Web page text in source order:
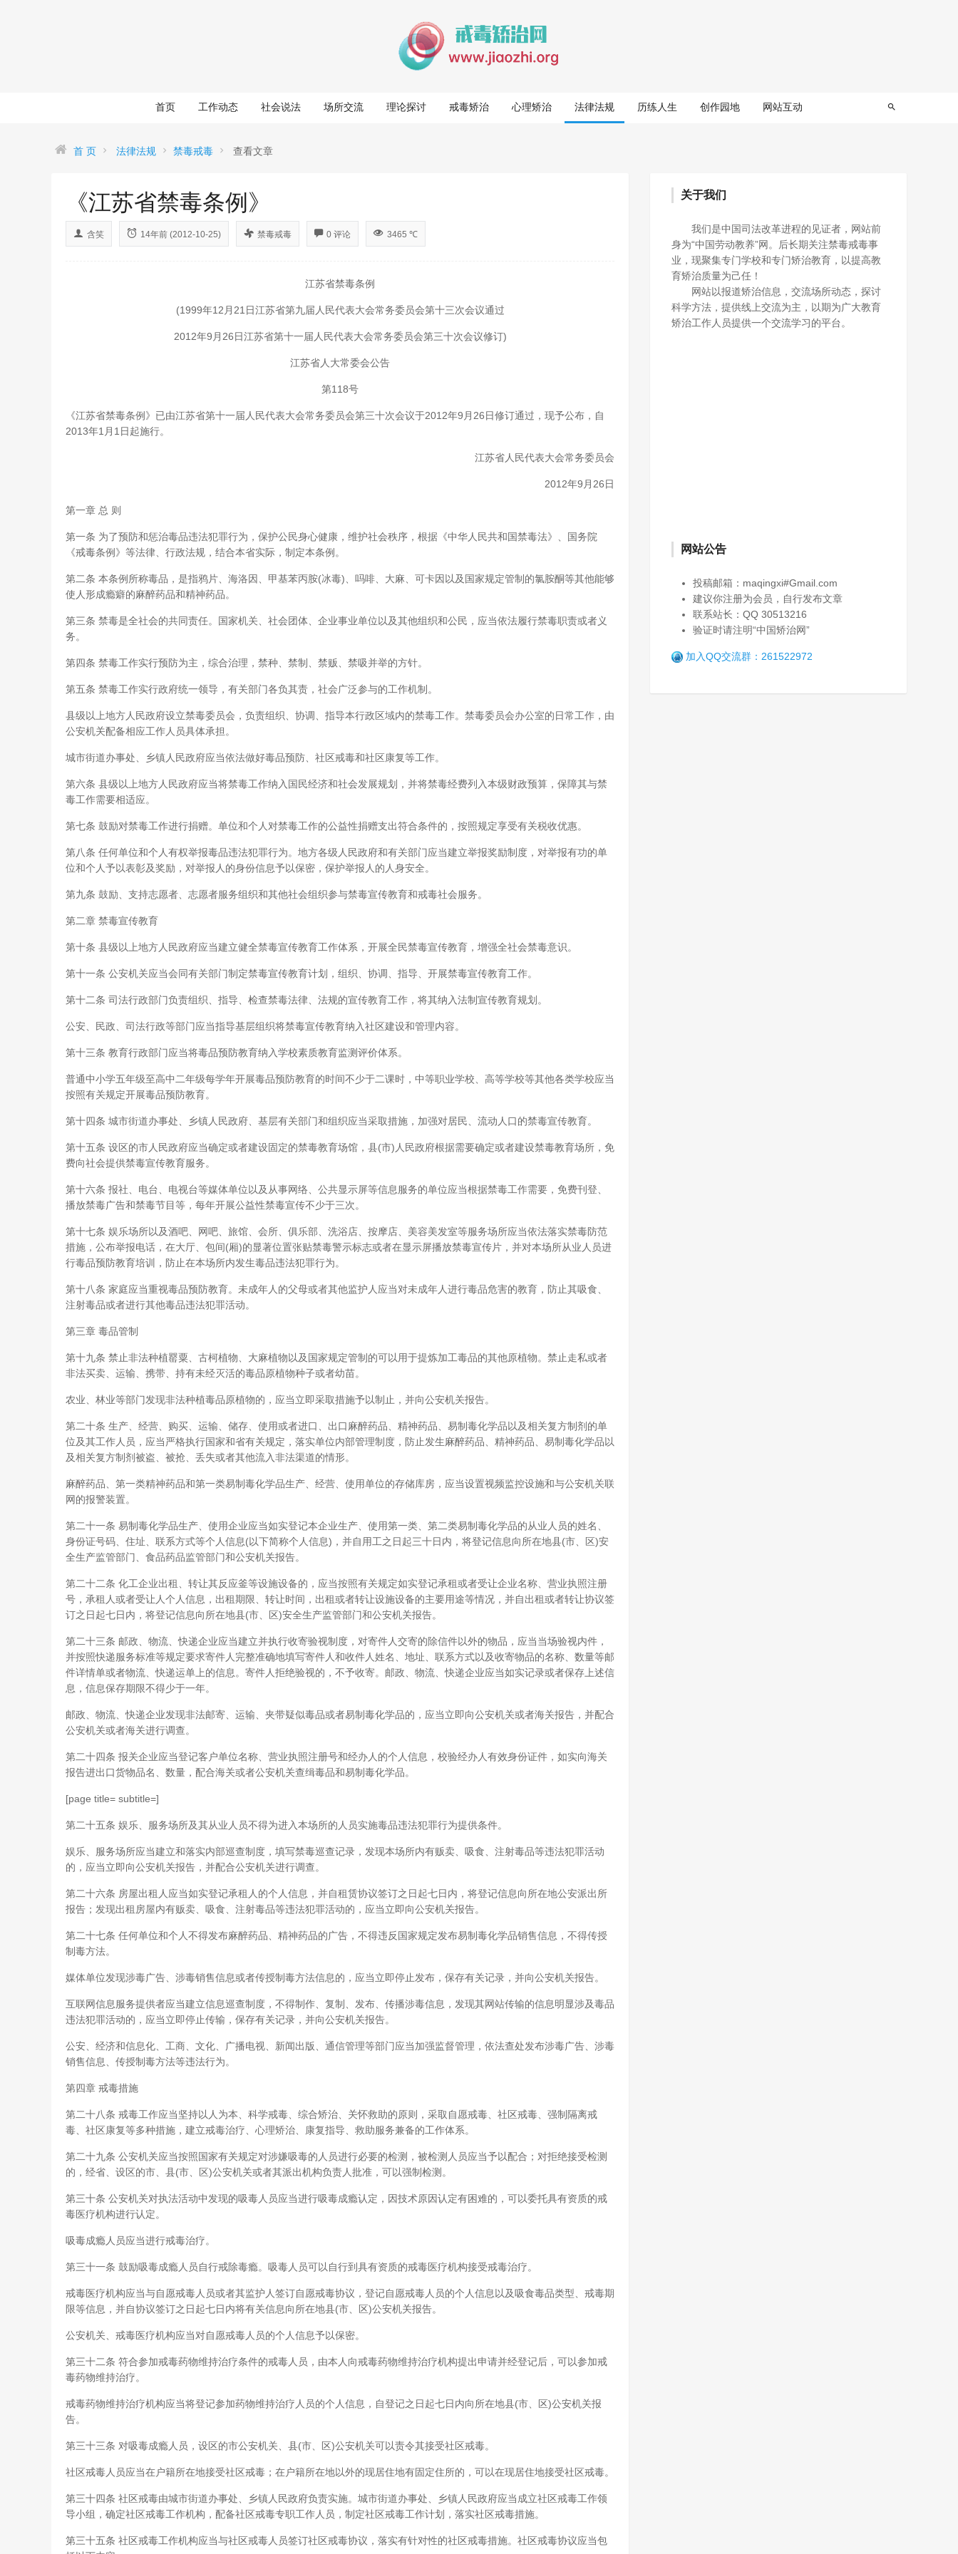
首页 工作动态 社会说法 场所交流 理论探讨 戒毒矫治 心理矫治 法律法规 历练人生 创作园地 网站互动
首 页 法律法规 禁毒戒毒 查看文章
《江苏省禁毒条例》
含笑 14年前 (2012-10-25) 禁毒戒毒 0 评论 3465 ℃
江苏省禁毒条例
(1999年12月21日江苏省第九届人民代表大会常务委员会第十三次会议通过
2012年9月26日江苏省第十一届人民代表大会常务委员会第三十次会议修订)
江苏省人大常委会公告
第118号
《江苏省禁毒条例》已由江苏省第十一届人民代表大会常务委员会第三十次会议于2012年9月26日修订通过，现予公布，自
2013年1月1日起施行。
江苏省人民代表大会常务委员会
2012年9月26日
第一章 总 则
第一条 为了预防和惩治毒品违法犯罪行为，保护公民身心健康，维护社会秩序，根据《中华人民共和国禁毒法》、国务院
《戒毒条例》等法律、行政法规，结合本省实际，制定本条例。
第二条 本条例所称毒品，是指鸦片、海洛因、甲基苯丙胺(冰毒)、吗啡、大麻、可卡因以及国家规定管制的氯胺酮等其他能够
使人形成瘾癖的麻醉药品和精神药品。
第三条 禁毒是全社会的共同责任。国家机关、社会团体、企业事业单位以及其他组织和公民，应当依法履行禁毒职责或者义
务。
第四条 禁毒工作实行预防为主，综合治理，禁种、禁制、禁贩、禁吸并举的方针。
第五条 禁毒工作实行政府统一领导，有关部门各负其责，社会广泛参与的工作机制。
县级以上地方人民政府设立禁毒委员会，负责组织、协调、指导本行政区域内的禁毒工作。禁毒委员会办公室的日常工作，由
公安机关配备相应工作人员具体承担。
城市街道办事处、乡镇人民政府应当依法做好毒品预防、社区戒毒和社区康复等工作。
第六条 县级以上地方人民政府应当将禁毒工作纳入国民经济和社会发展规划，并将禁毒经费列入本级财政预算，保障其与禁
毒工作需要相适应。
第七条 鼓励对禁毒工作进行捐赠。单位和个人对禁毒工作的公益性捐赠支出符合条件的，按照规定享受有关税收优惠。
第八条 任何单位和个人有权举报毒品违法犯罪行为。地方各级人民政府和有关部门应当建立举报奖励制度，对举报有功的单
位和个人予以表彰及奖励，对举报人的身份信息予以保密，保护举报人的人身安全。
第九条 鼓励、支持志愿者、志愿者服务组织和其他社会组织参与禁毒宣传教育和戒毒社会服务。
第二章 禁毒宣传教育
第十条 县级以上地方人民政府应当建立健全禁毒宣传教育工作体系，开展全民禁毒宣传教育，增强全社会禁毒意识。
第十一条 公安机关应当会同有关部门制定禁毒宣传教育计划，组织、协调、指导、开展禁毒宣传教育工作。
第十二条 司法行政部门负责组织、指导、检查禁毒法律、法规的宣传教育工作，将其纳入法制宣传教育规划。
公安、民政、司法行政等部门应当指导基层组织将禁毒宣传教育纳入社区建设和管理内容。
第十三条 教育行政部门应当将毒品预防教育纳入学校素质教育监测评价体系。
普通中小学五年级至高中二年级每学年开展毒品预防教育的时间不少于二课时，中等职业学校、高等学校等其他各类学校应当
按照有关规定开展毒品预防教育。
第十四条 城市街道办事处、乡镇人民政府、基层有关部门和组织应当采取措施，加强对居民、流动人口的禁毒宣传教育。
第十五条 设区的市人民政府应当确定或者建设固定的禁毒教育场馆，县(市)人民政府根据需要确定或者建设禁毒教育场所，免
费向社会提供禁毒宣传教育服务。
第十六条 报社、电台、电视台等媒体单位以及从事网络、公共显示屏等信息服务的单位应当根据禁毒工作需要，免费刊登、
播放禁毒广告和禁毒节目等，每年开展公益性禁毒宣传不少于三次。
第十七条 娱乐场所以及酒吧、网吧、旅馆、会所、俱乐部、洗浴店、按摩店、美容美发室等服务场所应当依法落实禁毒防范
措施，公布举报电话，在大厅、包间(厢)的显著位置张贴禁毒警示标志或者在显示屏播放禁毒宣传片，并对本场所从业人员进
行毒品预防教育培训，防止在本场所内发生毒品违法犯罪行为。
第十八条 家庭应当重视毒品预防教育。未成年人的父母或者其他监护人应当对未成年人进行毒品危害的教育，防止其吸食、
注射毒品或者进行其他毒品违法犯罪活动。
第三章 毒品管制
第十九条 禁止非法种植罂粟、古柯植物、大麻植物以及国家规定管制的可以用于提炼加工毒品的其他原植物。禁止走私或者
非法买卖、运输、携带、持有未经灭活的毒品原植物种子或者幼苗。
农业、林业等部门发现非法种植毒品原植物的，应当立即采取措施予以制止，并向公安机关报告。
第二十条 生产、经营、购买、运输、储存、使用或者进口、出口麻醉药品、精神药品、易制毒化学品以及相关复方制剂的单
位及其工作人员，应当严格执行国家和省有关规定，落实单位内部管理制度，防止发生麻醉药品、精神药品、易制毒化学品以
及相关复方制剂被盗、被抢、丢失或者其他流入非法渠道的情形。
麻醉药品、第一类精神药品和第一类易制毒化学品生产、经营、使用单位的存储库房，应当设置视频监控设施和与公安机关联
网的报警装置。
第二十一条 易制毒化学品生产、使用企业应当如实登记本企业生产、使用第一类、第二类易制毒化学品的从业人员的姓名、
身份证号码、住址、联系方式等个人信息(以下简称个人信息)，并自用工之日起三十日内，将登记信息向所在地县(市、区)安
全生产监管部门、食品药品监管部门和公安机关报告。
第二十二条 化工企业出租、转让其反应釜等设施设备的，应当按照有关规定如实登记承租或者受让企业名称、营业执照注册
号，承租人或者受让人个人信息，出租期限、转让时间，出租或者转让设施设备的主要用途等情况，并自出租或者转让协议签
订之日起七日内，将登记信息向所在地县(市、区)安全生产监管部门和公安机关报告。
第二十三条 邮政、物流、快递企业应当建立并执行收寄验视制度，对寄件人交寄的除信件以外的物品，应当当场验视内件，
并按照快递服务标准等规定要求寄件人完整准确地填写寄件人和收件人姓名、地址、联系方式以及收寄物品的名称、数量等邮
件详情单或者物流、快递运单上的信息。寄件人拒绝验视的，不予收寄。邮政、物流、快递企业应当如实记录或者保存上述信
息，信息保存期限不得少于一年。
邮政、物流、快递企业发现非法邮寄、运输、夹带疑似毒品或者易制毒化学品的，应当立即向公安机关或者海关报告，并配合
公安机关或者海关进行调查。
第二十四条 报关企业应当登记客户单位名称、营业执照注册号和经办人的个人信息，校验经办人有效身份证件，如实向海关
报告进出口货物品名、数量，配合海关或者公安机关查缉毒品和易制毒化学品。
[page title= subtitle=]
第二十五条 娱乐、服务场所及其从业人员不得为进入本场所的人员实施毒品违法犯罪行为提供条件。
娱乐、服务场所应当建立和落实内部巡查制度，填写禁毒巡查记录，发现本场所内有贩卖、吸食、注射毒品等违法犯罪活动
的，应当立即向公安机关报告，并配合公安机关进行调查。
第二十六条 房屋出租人应当如实登记承租人的个人信息，并自租赁协议签订之日起七日内，将登记信息向所在地公安派出所
报告；发现出租房屋内有贩卖、吸食、注射毒品等违法犯罪活动的，应当立即向公安机关报告。
第二十七条 任何单位和个人不得发布麻醉药品、精神药品的广告，不得违反国家规定发布易制毒化学品销售信息，不得传授
制毒方法。
媒体单位发现涉毒广告、涉毒销售信息或者传授制毒方法信息的，应当立即停止发布，保存有关记录，并向公安机关报告。
互联网信息服务提供者应当建立信息巡查制度，不得制作、复制、发布、传播涉毒信息，发现其网站传输的信息明显涉及毒品
违法犯罪活动的，应当立即停止传输，保存有关记录，并向公安机关报告。
公安、经济和信息化、工商、文化、广播电视、新闻出版、通信管理等部门应当加强监督管理，依法查处发布涉毒广告、涉毒
销售信息、传授制毒方法等违法行为。
第四章 戒毒措施
第二十八条 戒毒工作应当坚持以人为本、科学戒毒、综合矫治、关怀救助的原则，采取自愿戒毒、社区戒毒、强制隔离戒
毒、社区康复等多种措施，建立戒毒治疗、心理矫治、康复指导、救助服务兼备的工作体系。
第二十九条 公安机关应当按照国家有关规定对涉嫌吸毒的人员进行必要的检测，被检测人员应当予以配合；对拒绝接受检测
的，经省、设区的市、县(市、区)公安机关或者其派出机构负责人批准，可以强制检测。
第三十条 公安机关对执法活动中发现的吸毒人员应当进行吸毒成瘾认定，因技术原因认定有困难的，可以委托具有资质的戒
毒医疗机构进行认定。
吸毒成瘾人员应当进行戒毒治疗。
第三十一条 鼓励吸毒成瘾人员自行戒除毒瘾。吸毒人员可以自行到具有资质的戒毒医疗机构接受戒毒治疗。
戒毒医疗机构应当与自愿戒毒人员或者其监护人签订自愿戒毒协议，登记自愿戒毒人员的个人信息以及吸食毒品类型、戒毒期
限等信息，并自协议签订之日起七日内将有关信息向所在地县(市、区)公安机关报告。
公安机关、戒毒医疗机构应当对自愿戒毒人员的个人信息予以保密。
第三十二条 符合参加戒毒药物维持治疗条件的戒毒人员，由本人向戒毒药物维持治疗机构提出申请并经登记后，可以参加戒
毒药物维持治疗。
戒毒药物维持治疗机构应当将登记参加药物维持治疗人员的个人信息，自登记之日起七日内向所在地县(市、区)公安机关报
告。
第三十三条 对吸毒成瘾人员，设区的市公安机关、县(市、区)公安机关可以责令其接受社区戒毒。
社区戒毒人员应当在户籍所在地接受社区戒毒；在户籍所在地以外的现居住地有固定住所的，可以在现居住地接受社区戒毒。
第三十四条 社区戒毒由城市街道办事处、乡镇人民政府负责实施。城市街道办事处、乡镇人民政府应当成立社区戒毒工作领
导小组，确定社区戒毒工作机构，配备社区戒毒专职工作人员，制定社区戒毒工作计划，落实社区戒毒措施。
第三十五条 社区戒毒工作机构应当与社区戒毒人员签订社区戒毒协议，落实有针对性的社区戒毒措施。社区戒毒协议应当包
关于我们
我们是中国司法改革进程的见证者，网站前
身为“中国劳动教养”网。后长期关注禁毒戒毒事
业，现聚集专门学校和专门矫治教育，以提高教
育矫治质量为己任！
网站以报道矫治信息，交流场所动态，探讨
科学方法，提供线上交流为主，以期为广大教育
矫治工作人员提供一个交流学习的平台。
网站公告
投稿邮箱：maqingxi#Gmail.com
建议你注册为会员，自行发布文章
联系站长：QQ 30513216
验证时请注明“中国矫治网”
加入QQ交流群：261522972